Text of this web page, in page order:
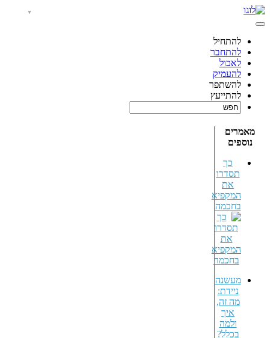
להתחיל
להתחבר
לאכול
להעמיק
להשתפר
להתייעץ
מאמרים
נוספים
כך
תסדרו
את
המקפיא
בחכמה
מעשנה
ניידת:
מה זה,
איך
ולמה
בכלל?